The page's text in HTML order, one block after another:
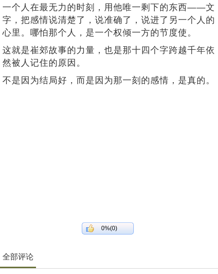
一个人在最无力的时刻，用他唯一剩下的东西——文
字，把感情说清楚了，说准确了，说进了另一个人的
心里。哪怕那个人，是一个权倾一方的节度使。
这就是崔郊故事的力量，也是那十四个字跨越千年依
然被人记住的原因。
不是因为结局好，而是因为那一刻的感情，是真的。
0%(0)
全部评论